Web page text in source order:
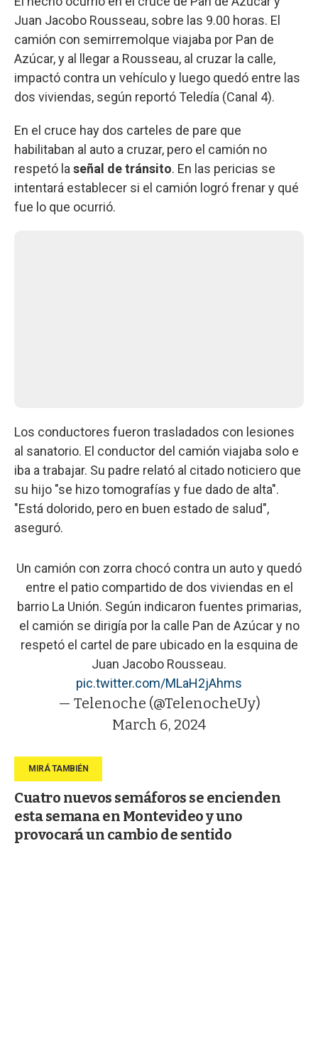
Juan Jacobo Rousseau, sobre las 9.00 horas. El
camión con semirremolque viajaba por Pan de
Azúcar, y al llegar a Rousseau, al cruzar la calle,
impactó contra un vehículo y luego quedó entre las
dos viviendas, según reportó Teledía (Canal 4).
En el cruce hay dos carteles de pare que
habilitaban al auto a cruzar, pero el camión no
respetó la señal de tránsito. En las pericias se
intentará establecer si el camión logró frenar y qué
fue lo que ocurrió.
Los conductores fueron trasladados con lesiones
al sanatorio. El conductor del camión viajaba solo e
iba a trabajar. Su padre relató al citado noticiero que
su hijo "se hizo tomografías y fue dado de alta".
"Está dolorido, pero en buen estado de salud",
aseguró.
Un camión con zorra chocó contra un auto y quedó
entre el patio compartido de dos viviendas en el
barrio La Unión. Según indicaron fuentes primarias,
el camión se dirigía por la calle Pan de Azúcar y no
respetó el cartel de pare ubicado en la esquina de
Juan Jacobo Rousseau.
pic.twitter.com/MLaH2jAhms
— Telenoche (@TelenocheUy)
March 6, 2024
Cuatro nuevos semáforos se encienden
esta semana en Montevideo y uno
provocará un cambio de sentido